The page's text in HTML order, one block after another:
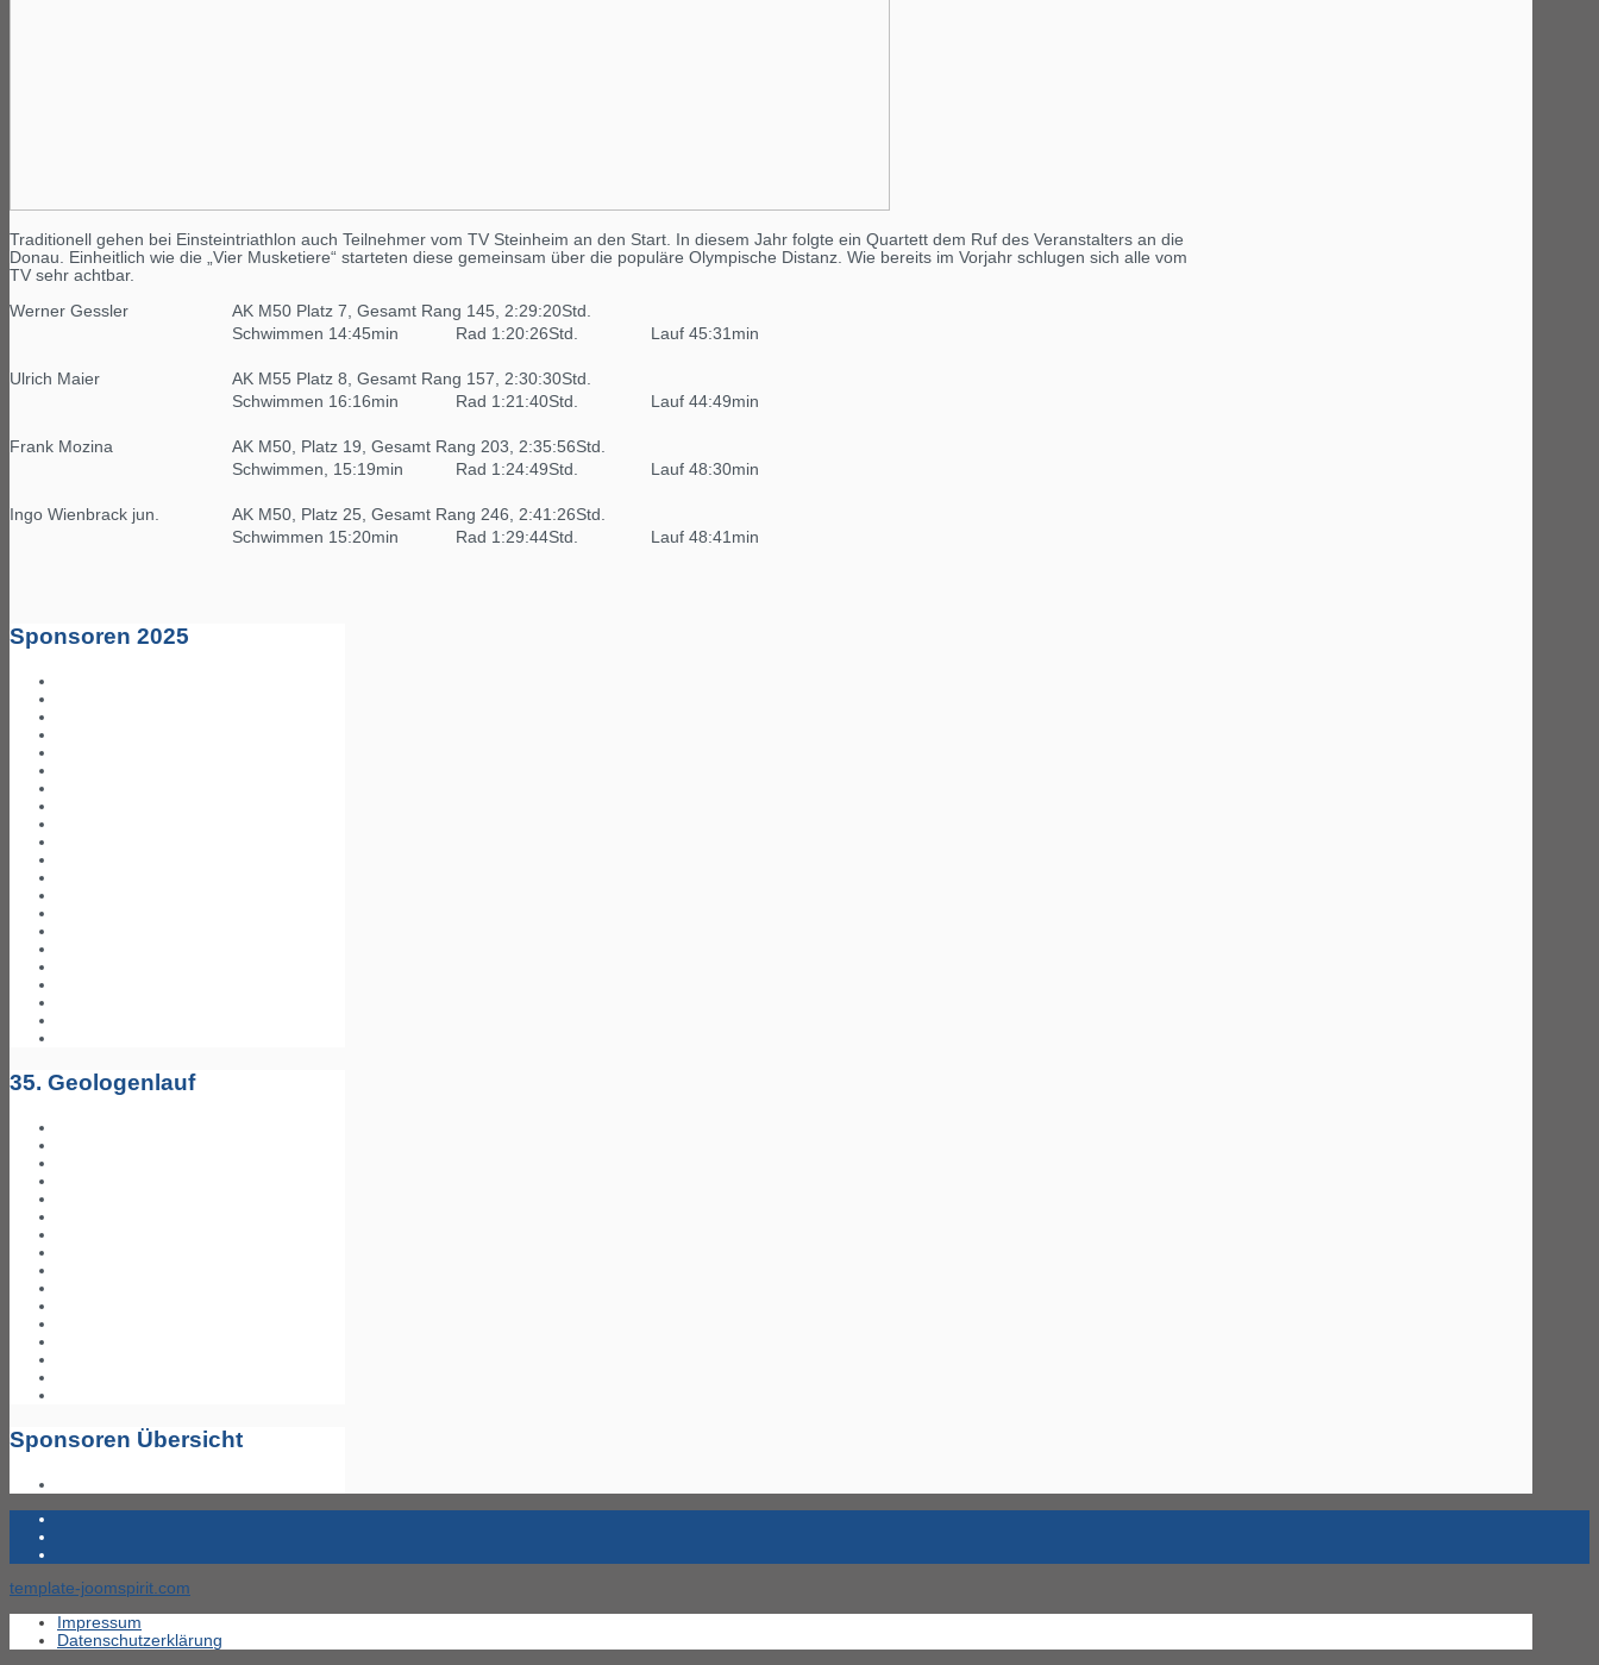
Traditionell gehen bei Einsteintriathlon auch Teilnehmer vom TV Steinheim an den Start. In diesem Jahr folgte ein Quartett dem Ruf des Veranstalters an die
Donau. Einheitlich wie die „Vier Musketiere“ starteten diese gemeinsam über die populäre Olympische Distanz. Wie bereits im Vorjahr schlugen sich alle vom
TV sehr achtbar.
Werner Gessler
AK M50 Platz 7, Gesamt Rang 145, 2:29:20Std.
Schwimmen 14:45min
Rad 1:20:26Std. Lauf 45:31min
Ulrich Maier
AK M55 Platz 8, Gesamt Rang 157, 2:30:30Std.
Schwimmen 16:16min
Rad 1:21:40Std. Lauf 44:49min
Frank Mozina
AK M50, Platz 19, Gesamt Rang 203, 2:35:56Std.
Schwimmen, 15:19min
Rad 1:24:49Std. Lauf 48:30min
Ingo Wienbrack jun.
AK M50, Platz 25, Gesamt Rang 246, 2:41:26Std.
Schwimmen 15:20min
Rad 1:29:44Std. Lauf 48:41min
Sponsoren 2025
35. Geologenlauf
Sponsoren Übersicht
template-joomspirit.com
Impressum
Datenschutzerklärung